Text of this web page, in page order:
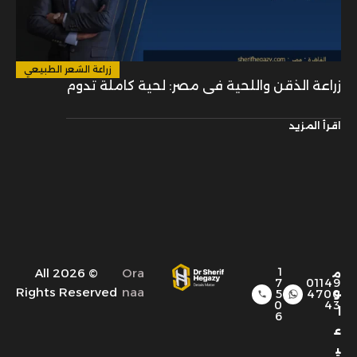
زراعة الشعر الطبيعي
زراعة الذقن واللحية في مصر: لحية كاملة تدوم
اقرأ المزيد
م
و
ا
ع
ي
01149
4700
43
1
7
5
0
6
Ora
naa
© 2026 All
Rights Reserved